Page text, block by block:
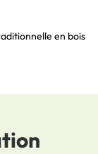
en bois